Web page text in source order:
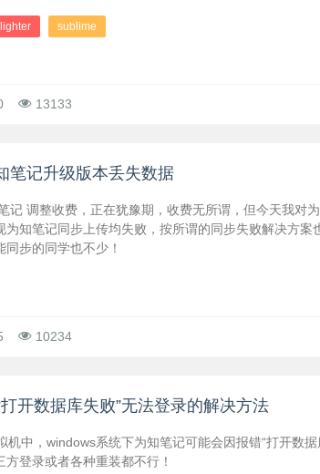
sublime
13133
笔记升级版本丢失数据
记 调整收费，正在犹豫期，收费无所谓，但今天我对
为知笔记同步上传均失败，按所谓的同步失败解决方案
同步的同学也不少！
10234
开数据库失败”无法登录的解决方法
机中，windows系统下为知笔记可能会因报错“打开数据
方登录或者各种重装都不行！